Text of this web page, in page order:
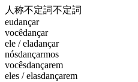
人称不定詞不定詞
eudançar
vocêdançar
ele / eladançar
nósdançarmos
vocêsdançarem
eles / elasdançarem